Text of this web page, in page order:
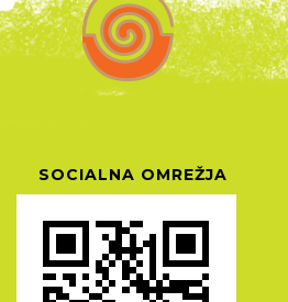
SOCIALNA OMREŽJA